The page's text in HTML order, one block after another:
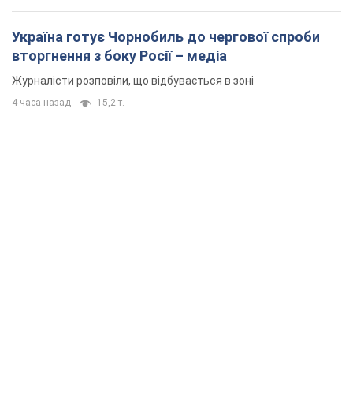
Україна готує Чорнобиль до чергової спроби
вторгнення з боку Росії – медіа
Журналісти розповіли, що відбувається в зоні
4 часа назад 15,2 т.